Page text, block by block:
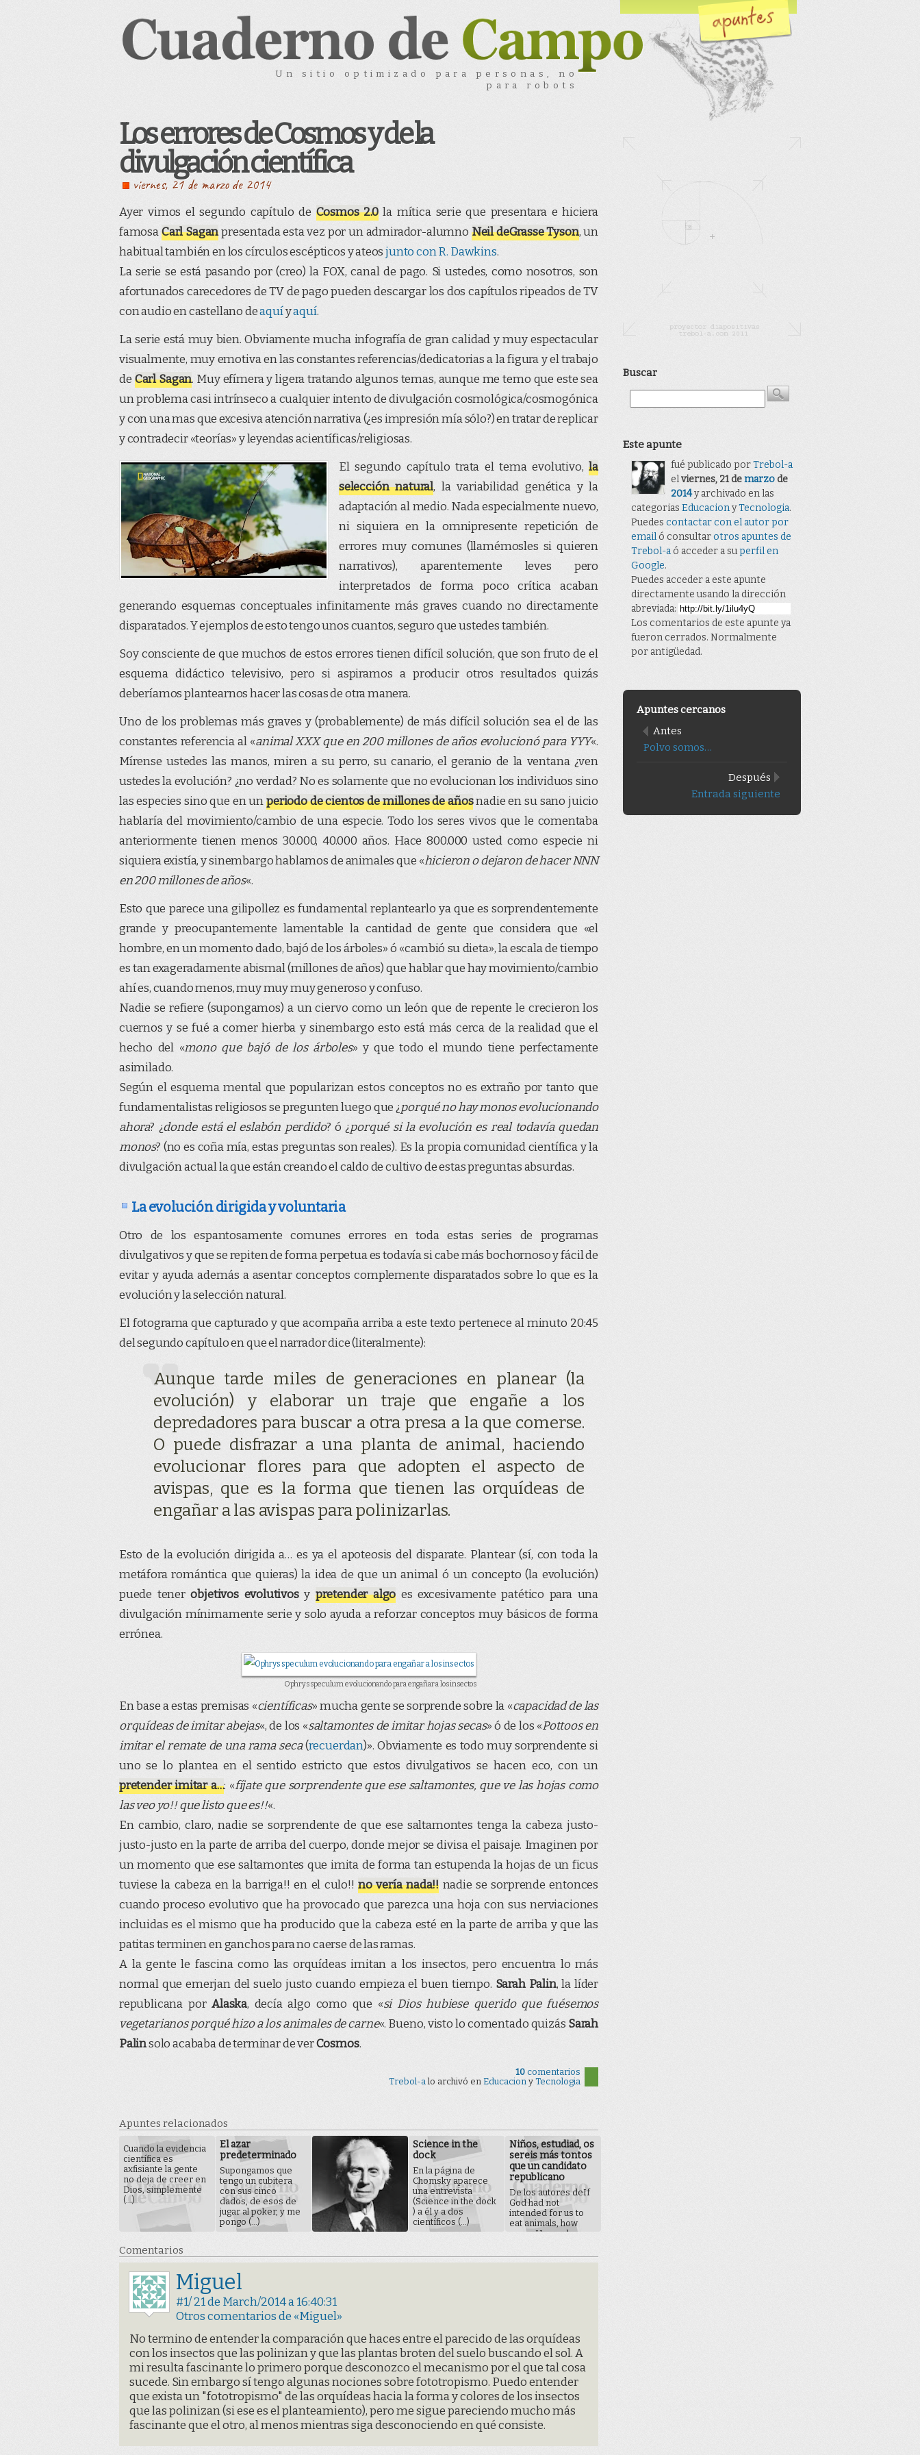
Un sitio optimizado para personas, no
para robots
Los errores de Cosmos y de la
divulgación científica
viernes, 21 de marzo de 2014
Ayer vimos el segundo capítulo de Cosmos 2.0la mítica serie que presentara e hiciera
famosaCarl Saganpresentada esta vez por un admirador-alumno Neil deGrasse Tyson, un
habitual también en los círculos escépticos y ateosjunto con R. Dawkins.
La serie se está pasando por (creo) la FOX, canal de pago. Si ustedes, como nosotros, son
afortunados carecedores de TV de pago pueden descargar los dos capítulos ripeados de TV
con audio en castellano deaquíyaquí.
La serie está muy bien. Obviamente mucha infografía de gran calidad y muy espectacular
visualmente, muy emotiva en las constantes referencias/dedicatorias a la figura y el trabajo
de Carl Sagan. Muy efímera y ligera tratando algunos temas, aunque me temo que este sea
un problema casi intrínseco a cualquier intento de divulgación cosmológica/cosmogónica
y con una mas que excesiva atención narrativa (¿es impresión mía sólo?) en tratar de replicar
y contradecir «teorías» y leyendas acientíficas/religiosas.
El segundo capítulo trata el tema evolutivo,la
selección natural, la variabilidad genética y la
adaptación al medio. Nada especialmente nuevo,
ni siquiera en la omnipresente repetición de
errores muy comunes (llamémosles si quieren
narrativos), aparentemente leves pero
interpretados de forma poco crítica acaban
generando esquemas conceptuales infinitamente más graves cuando no directamente
disparatados. Y ejemplos de esto tengo unos cuantos, seguro que ustedes también.
Soy consciente de que muchos de estos errores tienen difícil solución, que son fruto de el
esquema didáctico televisivo, pero si aspiramos a producir otros resultados quizás
deberíamos plantearnos hacer las cosas de otra manera.
Uno de los problemas más graves y (probablemente) de más difícil solución sea el de las
constantes referencia al «animal XXX que en 200 millones de años evolucionó para YYY«.
Mírense ustedes las manos, miren a su perro, su canario, el geranio de la ventana ¿ven
ustedes la evolución? ¿no verdad? No es solamente que no evolucionan los individuos sino
las especies sino que en unperiodo de cientos de millones de añosnadie en su sano juicio
hablaría del movimiento/cambio de una especie. Todo los seres vivos que le comentaba
anteriormente tienen menos 30.000, 40.000 años. Hace 800.000 usted como especie ni
siquiera existía, y sinembargo hablamos de animales que «hicieron o dejaron de hacer NNN
en 200 millones de años«.
Esto que parece una gilipollez es fundamental replantearlo ya que es sorprendentemente
grande y preocupantemente lamentable la cantidad de gente que considera que «el
hombre, en un momento dado, bajó de los árboles» ó «cambió su dieta», la escala de tiempo
es tan exageradamente abismal (millones de años) que hablar que hay movimiento/cambio
ahí es, cuando menos, muy muy muy generoso y confuso.
Nadie se refiere (supongamos) a un ciervo como un león que de repente le crecieron los
cuernos y se fué a comer hierba y sinembargo esto está más cerca de la realidad que el
hecho del «mono que bajó de los árboles» y que todo el mundo tiene perfectamente
asimilado.
Según el esquema mental que popularizan estos conceptos no es extraño por tanto que
fundamentalistas religiosos se pregunten luego que ¿porqué no hay monos evolucionando
ahora? ¿donde está el eslabón perdido? ó ¿porqué si la evolución es real todavía quedan
monos? (no es coña mía, estas preguntas son reales). Es la propia comunidad científica y la
divulgación actual la que están creando el caldo de cultivo de estas preguntas absurdas.
La evolución dirigida y voluntaria
Otro de los espantosamente comunes errores en toda estas series de programas
divulgativos y que se repiten de forma perpetua es todavía si cabe más bochornoso y fácil de
evitar y ayuda además a asentar conceptos complemente disparatados sobre lo que es la
evolución y la selección natural.
El fotograma que capturado y que acompaña arriba a este texto pertenece al minuto 20:45
del segundo capítulo en que el narrador dice (literalmente):
Aunque tarde miles de generaciones en planear (la
evolución) y elaborar un traje que engañe a los
depredadores para buscar a otra presa a la que comerse.
O puede disfrazar a una planta de animal, haciendo
evolucionar flores para que adopten el aspecto de
avispas, que es la forma que tienen las orquídeas de
engañar a las avispas para polinizarlas.
Esto de la evolución dirigida a… es ya el apoteosis del disparate. Plantear (sí, con toda la
metáfora romántica que quieras) la idea de que un animal ó un concepto (la evolución)
puede tenerobjetivos evolutivosy pretender algo es excesivamente patético para una
divulgación mínimamente serie y solo ayuda a reforzar conceptos muy básicos de forma
errónea.
Ophrys speculum evolucionando para engañar a los insectos
En base a estas premisas «científicas» mucha gente se sorprende sobre la «capacidad de las
orquídeas de imitar abejas«, de los «saltamontes de imitar hojas secas» ó de los «Pottoos en
imitar el remate de una rama seca(recuerdan)». Obviamente es todo muy sorprendente si
uno se lo plantea en el sentido estricto que estos divulgativos se hacen eco, con un
pretender imitar a…: «fíjate que sorprendente que ese saltamontes, que ve las hojas como
las veo yo!! que listo que es!!«.
En cambio, claro, nadie se sorprendente de que ese saltamontes tenga la cabeza justo-
justo-justo en la parte de arriba del cuerpo, donde mejor se divisa el paisaje. Imaginen por
un momento que ese saltamontes que imita de forma tan estupenda la hojas de un ficus
tuviese la cabeza en la barriga!! en el culo!!no vería nada!! nadie se sorprende entonces
cuando proceso evolutivo que ha provocado que parezca una hoja con sus nerviaciones
incluidas es el mismo que ha producido que la cabeza esté en la parte de arriba y que las
patitas terminen en ganchos para no caerse de las ramas.
A la gente le fascina como las orquídeas imitan a los insectos, pero encuentra lo más
normal que emerjan del suelo justo cuando empieza el buen tiempo. Sarah Palin, la líder
republicana porAlaska, decía algo como que «si Dios hubiese querido que fuésemos
vegetarianos porqué hizo a los animales de carne«. Bueno, visto lo comentado quizás Sarah
Palinsolo acababa de terminar de verCosmos.
10 comentarios
Trebol-a lo archivó en Educacion y Tecnologia
Apuntes relacionados
Cuando la evidencia
científica es
axfisiante la gente
no deja de creer en
Dios, simplemente
(...)
El azar
predeterminado
Supongamos que
tengo un cubitera
con sus cinco
dados, de esos de
jugar al poker, y me
pongo (...)
Science in the
dock
En la página de
Chomsky aparece
una entrevista
(Science in the dock
) a él y a dos
científicos (...)
Niños, estudiad, os
sereis más tontos
que un candidato
republicano
De los autores deIf
God had not
intended for us to
eat animals, how
come He made
Comentarios
Miguel
#1/ 21 de March/2014 a 16:40:31
Otros comentarios de «Miguel»
No termino de entender la comparación que haces entre el parecido de las orquídeas
con los insectos que las polinizan y que las plantas broten del suelo buscando el sol. A
mi resulta fascinante lo primero porque desconozco el mecanismo por el que tal cosa
sucede. Sin embargo sí tengo algunas nociones sobre fototropismo. Puedo entender
que exista un "fototropismo" de las orquídeas hacia la forma y colores de los insectos
que las polinizan (si ese es el planteamiento), pero me sigue pareciendo mucho más
fascinante que el otro, al menos mientras siga desconociendo en qué consiste.
Buscar
Este apunte
fué publicado porTrebol-a
elviernes, 21 demarzode
2014y archivado en las
categorias EducacionyTecnologia.
Puedes contactar con el autor por
email ó consultarotros apuntes de
Trebol-aó acceder a superfil en
Google.
Puedes acceder a este apunte
directamente usando la dirección
abreviada:
Los comentarios de este apunte ya
fueron cerrados. Normalmente
por antigüedad.
Apuntes cercanos
Antes
Polvo somos…
Después
Entrada siguiente